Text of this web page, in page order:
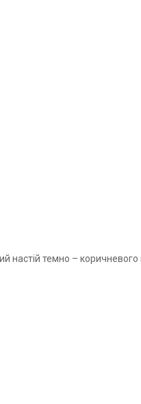
настій темно – коричневого